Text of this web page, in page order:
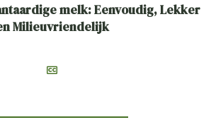
melk: Eenvoudig, Lekker
Milieuvriendelijk